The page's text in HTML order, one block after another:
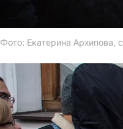
Фото: Екатерина Архипова,